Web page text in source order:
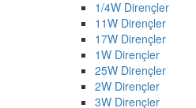
1/4W Dirençler
11W Dirençler
17W Dirençler
1W Dirençler
25W Dirençler
2W Dirençler
3W Dirençler